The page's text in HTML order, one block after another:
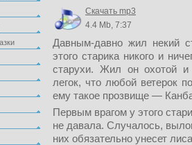
Скачать mp3
4.4 Mb, 7:37
Давным-давно жил некий
этого старика никого и
старухи. Жил он охотой и
легок, что любой ветерок
ему такое прозвище —
Первым врагом у этого
не давала. Случалось,
них обязательно унесет